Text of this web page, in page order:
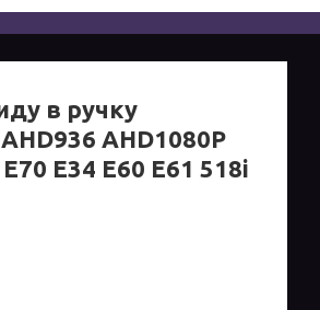
в ручку
AHD1080P
E34 E60 E61 518i